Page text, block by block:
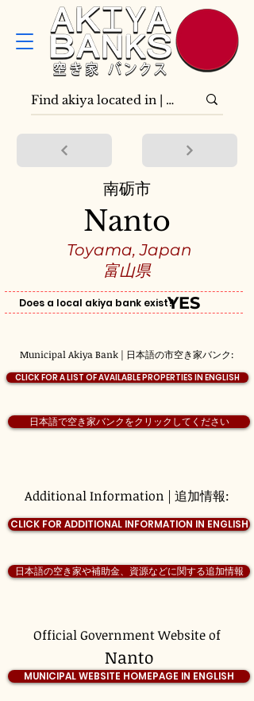
南砺市
Official Government Website of
Toyama, Japan
Additional Information | 追加情報:
Municipal Akiya Bank | 日本語の市空き家バンク:
Nanto
Does a local akiya bank exist?
日本語で空き家バンクをクリックしてください
富山県
YES
Nanto
CLICK FOR A LIST OF AVAILABLE PROPERTIES IN ENGLISH
MUNICIPAL WEBSITE HOMEPAGE IN ENGLISH
CLICK FOR ADDITIONAL INFORMATION IN ENGLISH
日本語の空き家や補助金、資源などに関する追加情報